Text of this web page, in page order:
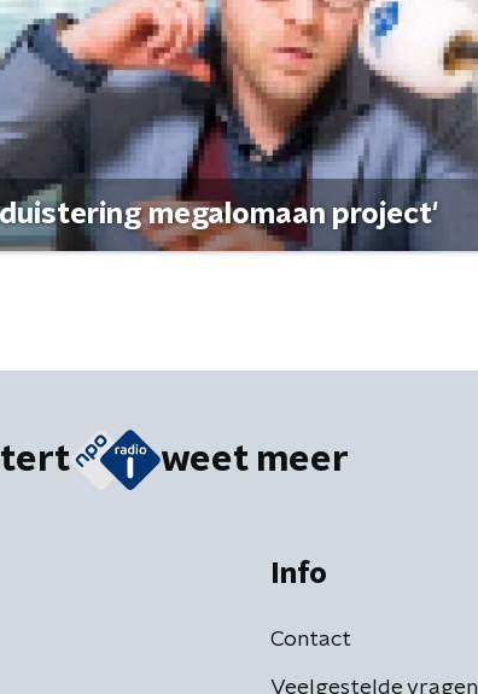
megalomaan project'
weet meer
Info
Contact
Veelgestelde vragen